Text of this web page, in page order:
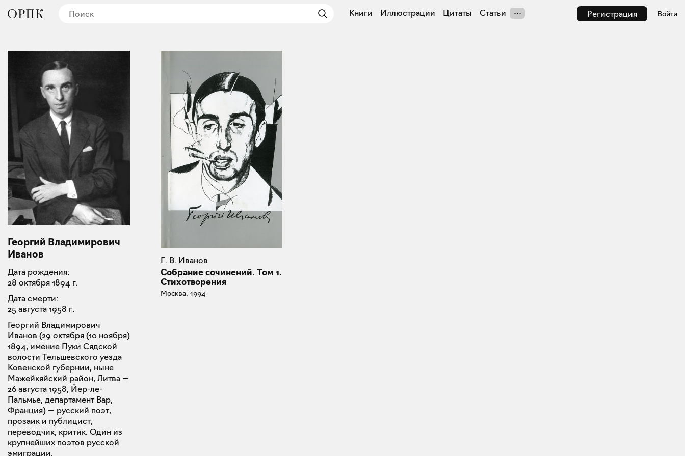
Регистрация Войти
Книги Иллюстрации Цитаты Статьи
Георгий Владимирович
Иванов
Дата рождения:
28 октября 1894 г.
Дата смерти:
25 августа 1958 г.
Георгий Владимирович
Иванов (29 октября (10 ноября)
1894, имение Пуки Сядской
волости Тельшевского уезда
Ковенской губернии, ныне
Мажейкяйский район, Литва —
26 августа 1958, Йер-ле-
Пальмье, департамент Вар,
Франция) — русский поэт,
прозаик и публицист,
переводчик, критик. Один из
крупнейших поэтов русской
эмиграции.
Г. В. Иванов
Собрание сочинений. Том 1.
Стихотворения
Москва, 1994